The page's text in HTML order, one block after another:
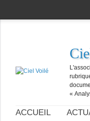
«
ACCUEIL